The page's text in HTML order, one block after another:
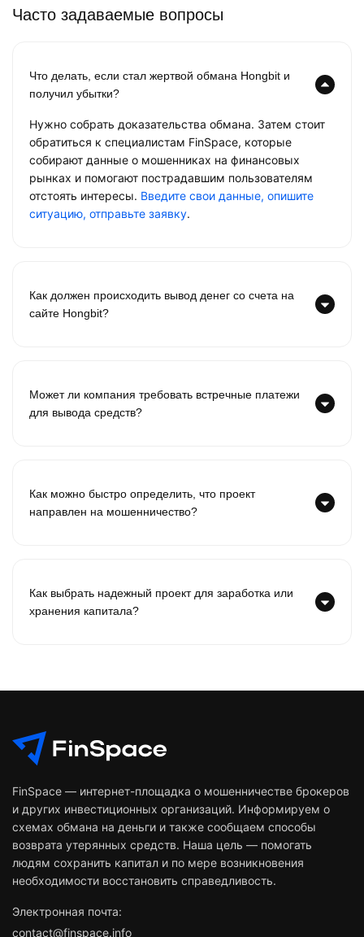
Часто задаваемые вопросы
Что делать, если стал жертвой обмана Hongbit и
получил убытки?
Нужно собрать доказательства обмана. Затем стоит
обратиться к специалистам FinSpace, которые
собирают данные о мошенниках на финансовых
рынках и помогают пострадавшим пользователям
отстоять интересы. Введите свои данные, опишите
ситуацию, отправьте заявку.
Как должен происходить вывод денег со счета на
сайте Hongbit?
Может ли компания требовать встречные платежи
для вывода средств?
Как можно быстро определить, что проект
направлен на мошенничество?
Как выбрать надежный проект для заработка или
хранения капитала?
FinSpace — интернет-площадка о мошенничестве брокеров
и других инвестиционных организаций. Информируем о
схемах обмана на деньги и также сообщаем способы
возврата утерянных средств. Наша цель — помогать
людям сохранить капитал и по мере возникновения
необходимости восстановить справедливость.
Электронная почта:
contact@finspace.info